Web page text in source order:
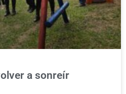
a sonreír